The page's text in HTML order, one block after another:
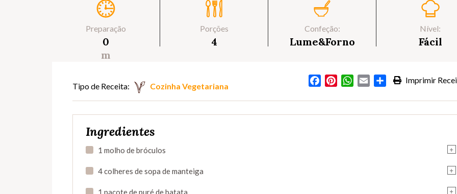
Preparação
0
m
Porções
4
Confeção:
Lume&Forno
Nível:
Fácil
Imprimir
FacebookPinterestWhatsApp
Email Partilhar
Tipo de Receita: Cozinha Vegetariana
Ingredientes
+
1 molho de bróculos
+
4 colheres de sopa de manteiga
+
1 pacote de puré de batata